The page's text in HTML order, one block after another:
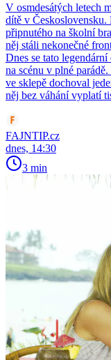
V osmdesátých letech
dítě v Československu.
připnutého na školní
něj stáli nekonečné
Dnes se tato
na scénu v plné
ve sklepě dochoval
něj bez váhání vyplatí
FAJNTIP.cz
dnes, 14:30
3 min